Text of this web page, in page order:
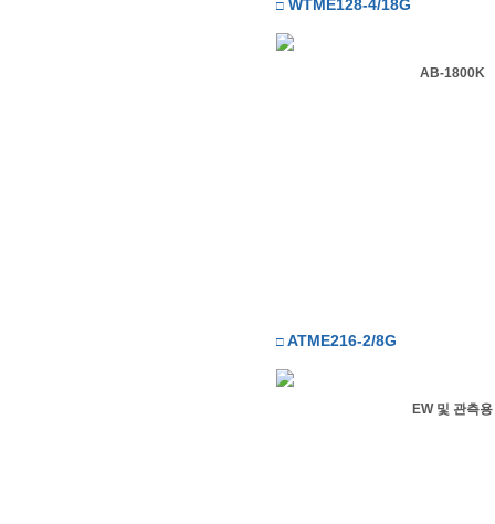
□ WTME128-4/18G
AB-1800K
□ ATME216-2/8G
EW 및 관측용